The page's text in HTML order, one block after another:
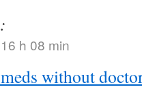
h 08 min
without